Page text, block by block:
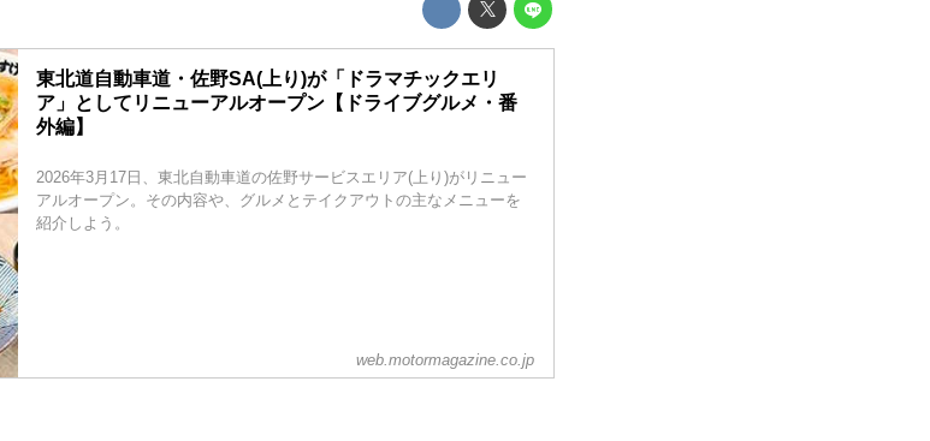
東北道自動車道・佐野SA(上り)が「ドラマチックエリ
ア」としてリニューアルオープン【ドライブグルメ・番
外編】
2026年3月17日、東北自動車道の佐野サービスエリア(上り)がリニュー
アルオープン。その内容や、グルメとテイクアウトの主なメニューを
紹介しよう。
web.motormagazine.co.jp